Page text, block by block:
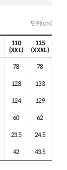
단위(cm)
110
(XXL)
115
(XXXL)
78 78
128 133
124 129
60 62
23.5 24.5
42 43.5